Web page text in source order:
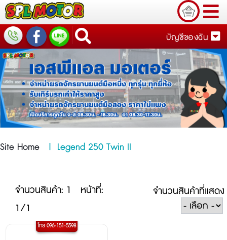
บัญชีของฉัน
Site Home | Legend 250 Twin II
จำนวนสินค้า: 1
หน้าที่:
1/1
จำนวนสินค้าที่แสดง
โทร 096-151-5598